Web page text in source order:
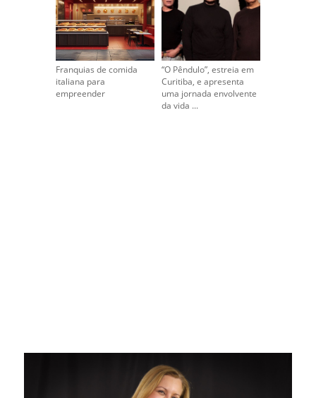
Franquias de comida
italiana para
empreender
“O Pêndulo”, estreia em
Curitiba, e apresenta
uma jornada envolvente
da vida ...